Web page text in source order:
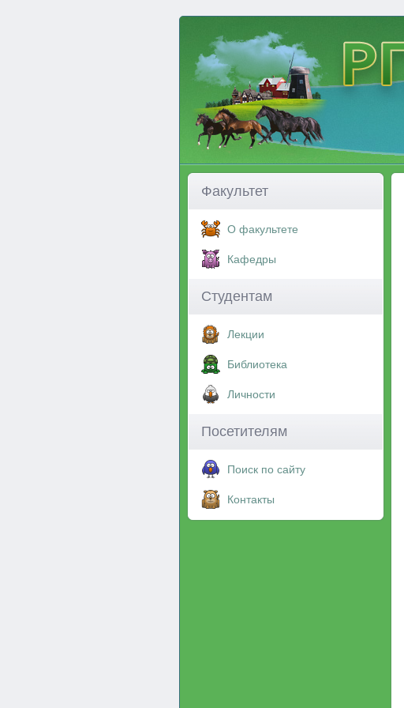
Факультет
О факультете
Кафедры
Студентам
Лекции
Библиотека
Личности
Посетителям
Поиск по сайту
Контакты